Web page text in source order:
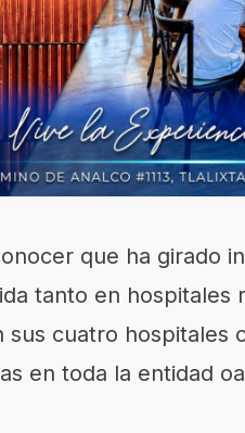
que ha girado
tanto en hospitales
sus cuatro hospitales
en toda la entidad